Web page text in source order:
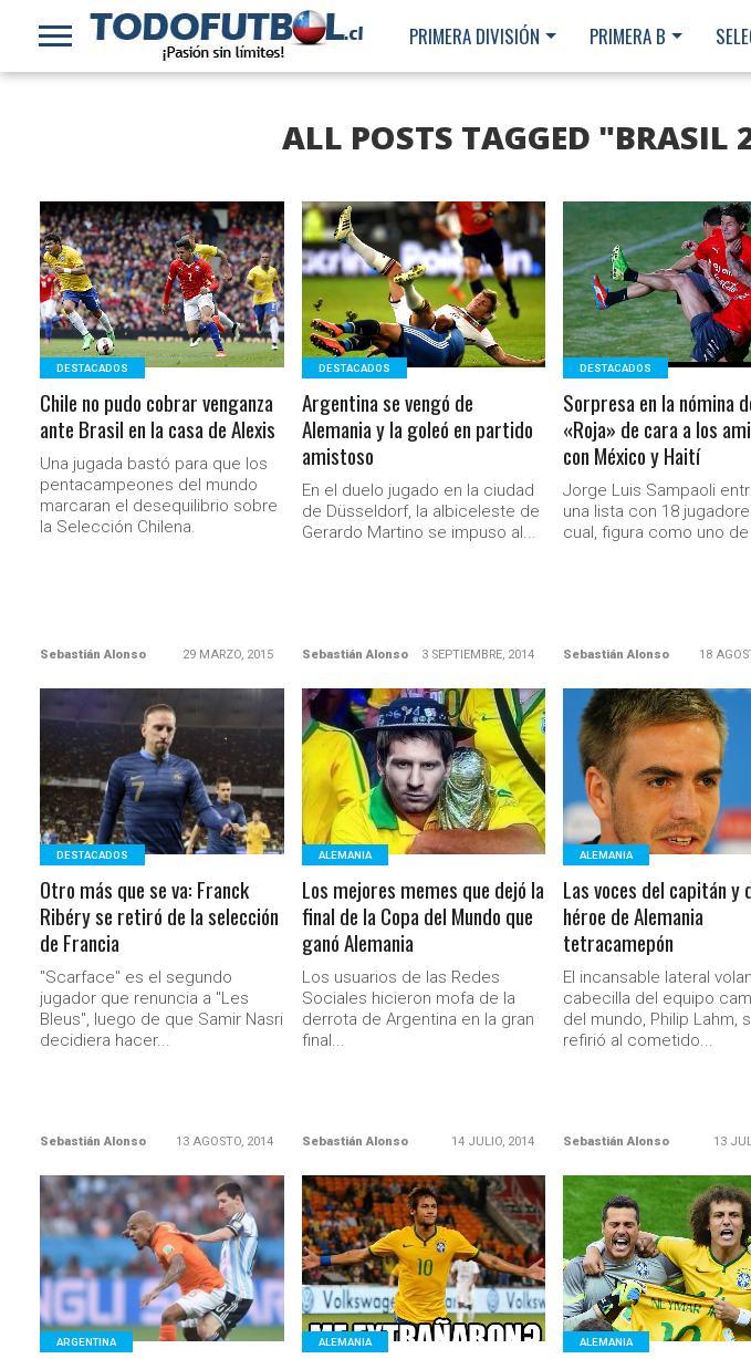
PRIMERA DIVISIÓN PRIMERA B
ALL POSTS TAGGED "BRASIL
LEER MÁS
DESTACADOS
Chile no pudo cobrar venganza
ante Brasil en la casa de Alexis
Una jugada bastó para que los
pentacampeones del mundo
marcaran el desequilibrio sobre
la Selección Chilena.
Sebastián Alonso 29 MARZO, 2015
LEER MÁS
DESTACADOS
Argentina se vengó de
Alemania y la goleó en partido
amistoso
En el duelo jugado en la ciudad
de Düsseldorf, la albiceleste de
Gerardo Martino se impuso al...
Sebastián Alonso 3 SEPTIEMBRE, 2014
LEER MÁS
DESTACADOS
Sorpresa en la nómina
«Roja» de cara a los
con México y Haití
Jorge Luis Sampaoli
una lista con 18
cual, figura como uno
Sebastián Alonso 18
LEER MÁS
DESTACADOS
Otro más que se va: Franck
Ribéry se retiró de la selección
de Francia
"Scarface" es el segundo
jugador que renuncia a "Les
Bleus", luego de que Samir Nasri
decidiera hacer...
Sebastián Alonso 13 AGOSTO, 2014
LEER MÁS
ALEMANIA
Los mejores memes que dejó la
final de la Copa del Mundo que
ganó Alemania
Los usuarios de las Redes
Sociales hicieron mofa de la
derrota de Argentina en la gran
final...
Sebastián Alonso 14 JULIO, 2014
LEER MÁS
ALEMANIA
Las voces del capitán y
héroe de Alemania
tetracamepón
El incansable lateral
cabecilla del equipo
del mundo, Philip Lahm,
refirió al cometido...
Sebastián Alonso 13
LEER MÁS
ARGENTINA
LEER MÁS
ALEMANIA
LEER MÁS
ALEMANIA